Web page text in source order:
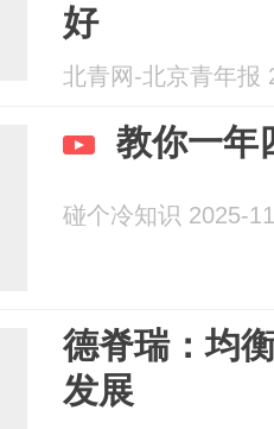
好
北青网-北京青年报
教你一年
碰个冷知识 2025-
德脊瑞：均
发展